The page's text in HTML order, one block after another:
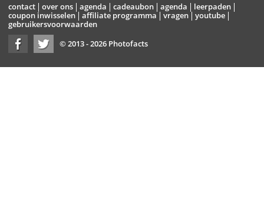
contact over ons agenda cadeaubon agenda
leerpaden
coupon inwisselen
affiliate programma vragen
youtube
gebruikersvoorwaarden
© 2013 - 2026 Photofacts